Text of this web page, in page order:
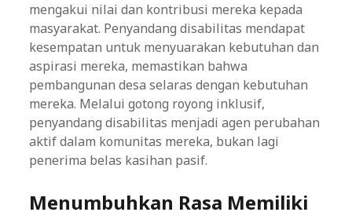
mengakui nilai dan kontribusi mereka kepada
masyarakat. Penyandang disabilitas mendapat
kesempatan untuk menyuarakan kebutuhan dan
aspirasi mereka, memastikan bahwa
pembangunan desa selaras dengan kebutuhan
mereka. Melalui gotong royong inklusif,
penyandang disabilitas menjadi agen perubahan
aktif dalam komunitas mereka, bukan lagi
penerima belas kasihan pasif.
Menumbuhkan Rasa Memiliki